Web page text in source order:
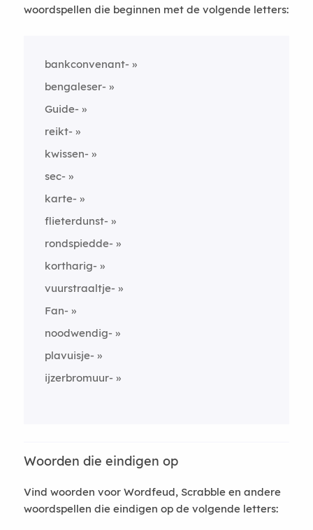
woordspellen die beginnen met de volgende letters:
bankconvenant-
bengaleser-
Guide-
reikt-
kwissen-
sec-
karte-
flieterdunst-
rondspiedde-
kortharig-
vuurstraaltje-
Fan-
noodwendig-
plavuisje-
ijzerbromuur-
Woorden die eindigen op
Vind woorden voor Wordfeud, Scrabble en andere
woordspellen die eindigen op de volgende letters: